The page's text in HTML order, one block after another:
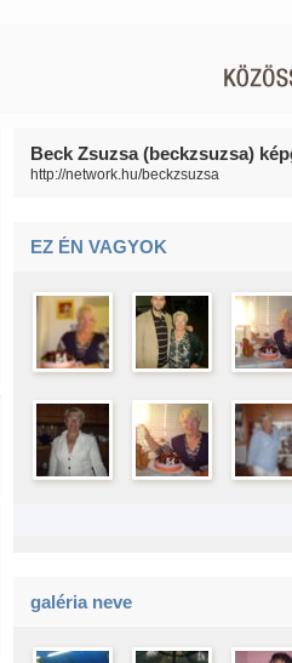
Beck Zsuzsa (beckzsuzsa)
http://network.hu/beckzsuzsa
EZ ÉN VAGYOK
galéria neve